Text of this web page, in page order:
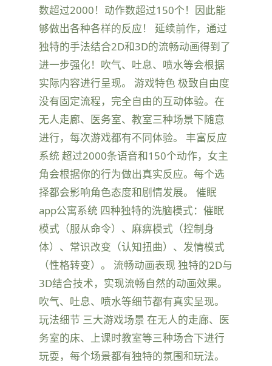
数超过2000！动作数超过150个！因此能
够做出各种各样的反应！ 延续前作，通过
独特的手法结合2D和3D的流畅动画得到了
进一步强化！吹气、吐息、喷水等会根据
实际内容进行呈现。 游戏特色 极致自由度
没有固定流程，完全自由的互动体验。在
无人走廊、医务室、教室三种场景下随意
进行，每次游戏都有不同体验。 丰富反应
系统 超过2000条语音和150个动作，女主
角会根据你的行为做出真实反应。每个选
择都会影响角色态度和剧情发展。 催眠
app公寓系统 四种独特的洗脑模式：催眠
模式（服从命令）、麻痹模式（控制身
体）、常识改变（认知扭曲）、发情模式
（性格转变）。 流畅动画表现 独特的2D与
3D结合技术，实现流畅自然的动画效果。
吹气、吐息、喷水等细节都有真实呈现。
玩法细节 三大游戏场景 在无人的走廊、医
务室的床、上课时教室等三种场合下进行
玩耍，每个场景都有独特的氛围和玩法。